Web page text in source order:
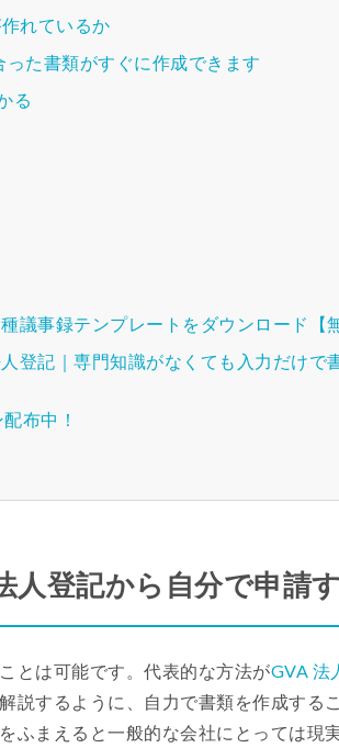
れているか
た書類がすぐに作成できます
る
議事録テンプレートをダウンロード【
登記｜専門知識がなくても入力だけで
布中！
人登記から自分で申請
とは可能です。代表的な方法がGVA 法
説するように、自力で書類を作成する
ふまえると一般的な会社にとっては現